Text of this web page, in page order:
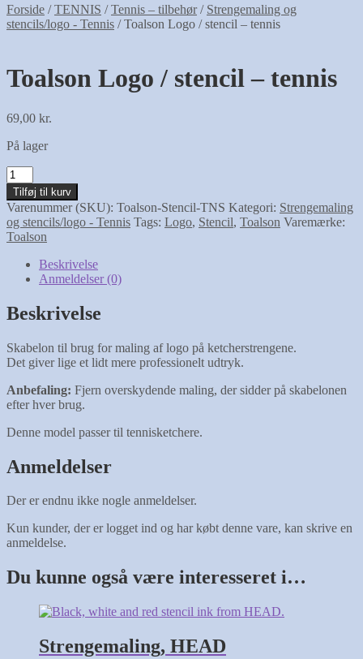
Forside /TENNIS /Tennis – tilbehør/ Strengemaling og
stencils/logo - Tennis /Toalson Logo / stencil – tennis
Toalson Logo / stencil – tennis
69,00 kr.
På lager
Toalson
Logo
/
stencil
-
tennis
antal
Tilføj til kurv
Varenummer (SKU): Toalson-Stencil-TNS Kategori: Strengemaling
og stencils/logo - Tennis Tags: Logo, Stencil, Toalson Varemærke:
Toalson
Beskrivelse
Anmeldelser (0)
Beskrivelse
Skabelon til brug for maling af logo på ketcherstrengene.
Det giver lige et lidt mere professionelt udtryk.
Anbefaling: Fjern overskydende maling, der sidder på skabelonen
efter hver brug.
Denne model passer til tennisketchere.
Anmeldelser
Der er endnu ikke nogle anmeldelser.
Kun kunder, der er logget ind og har købt denne vare, kan skrive en
anmeldelse.
Du kunne også være interesseret i…
Strengemaling, HEAD
Dette
har
flere